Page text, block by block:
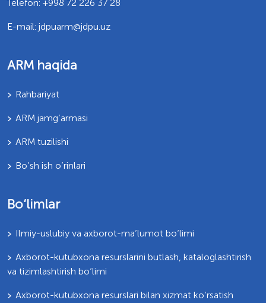
Telefon: +998 72 226 37 28
E-mail: jdpuarm@jdpu.uz
ARM haqida
Rahbariyat
ARM jamg’armasi
ARM tuzilishi
Bo’sh ish o’rinlari
Bo‘limlar
Ilmiy-uslubiy va axborot-ma’lumot bo‘limi
Axborot-kutubxona resurslarini butlash, kataloglashtirish
va tizimlashtirish bo‘limi
Axborot-kutubxona resurslari bilan xizmat ko‘rsatish